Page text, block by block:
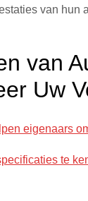
van hun
van
Uw
eigenaars
te